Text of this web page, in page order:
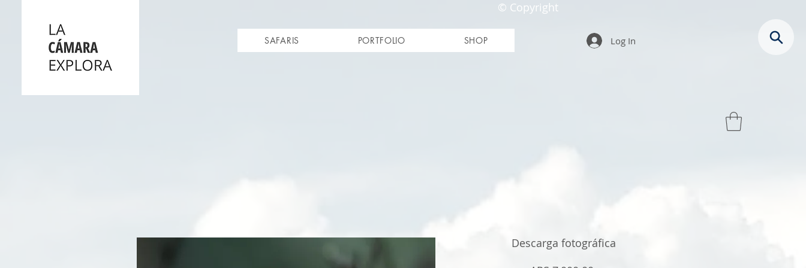
© Copyright
SAFARIS PORTFOLIO SHOP Log In
Descarga fotográfica